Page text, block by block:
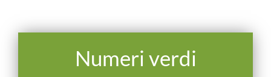
Numeri verdi